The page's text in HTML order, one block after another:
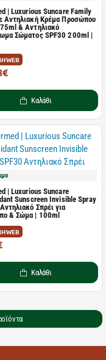
| Luxurious Suncare Family
Αντηλιακή Κρέμα Προσώπου
& Αντηλιακό
Σώματος SPF30 200ml |
WEB
Καλάθι
| Luxurious Suncare
Sunscreen Invisible Spray
Σπρέι για
& Σώμα | 100ml
WEB
Καλάθι